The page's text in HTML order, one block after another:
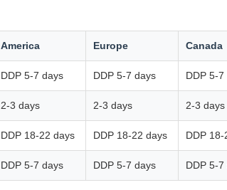
America Europe Canada
DDP 5-7 days DDP 5-7 days DDP 5-7
2-3 days 2-3 days 2-3 days
DDP 18-22 days DDP 18-22 days DDP
DDP 5-7 days DDP 5-7 days DDP 5-7